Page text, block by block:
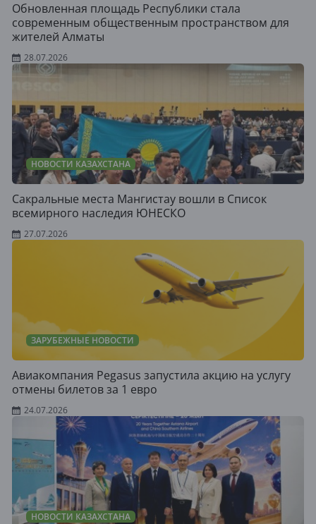
Обновленная площадь Республики стала
современным общественным пространством для
жителей Алматы
28.07.2026
НОВОСТИ КАЗАХСТАНА
Сакральные места Мангистау вошли в Список
всемирного наследия ЮНЕСКО
27.07.2026
ЗАРУБЕЖНЫЕ НОВОСТИ
Авиакомпания Pegasus запустила акцию на услугу
отмены билетов за 1 евро
24.07.2026
НОВОСТИ КАЗАХСТАНА